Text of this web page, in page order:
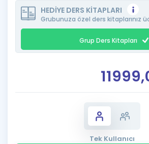
HEDİYE DERS KİTAPLARI
Grubunuza özel ders kitaplarınız
Grup Ders Kitapları
Tek Kullanıcı